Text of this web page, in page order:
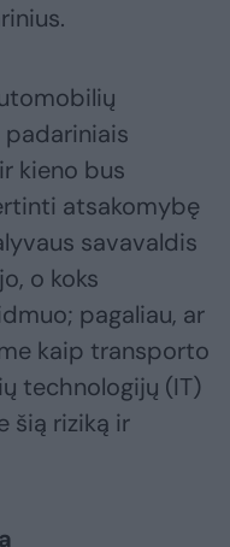
kieno bus
atsakomybę
savavaldis
o koks
pagaliau, ar
kaip transporto
technologijų (IT)
šią riziką ir